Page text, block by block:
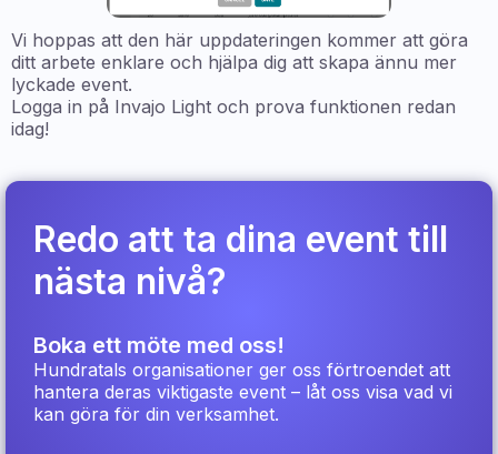
Vi hoppas att den här uppdateringen kommer att göra
ditt arbete enklare och hjälpa dig att skapa ännu mer
lyckade event.
Logga in på Invajo Light och prova funktionen redan
idag!
Redo att ta dina event till
nästa nivå?
Boka ett möte med oss!
Hundratals organisationer ger oss förtroendet att
hantera deras viktigaste event – låt oss visa vad vi
kan göra för din verksamhet.